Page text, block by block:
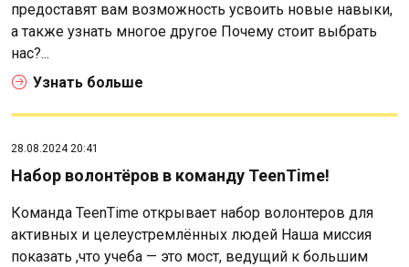
предоставят вам возможность усвоить новые навыки,
а также узнать многое другое Почему стоит выбрать
нас?...
Узнать больше
28.08.2024 20:41
Набор волонтёров в команду TeenTime!
Команда TeenTime открывает набор волонтеров для
активных и целеустремлённых людей Наша миссия
показать ,что учеба — это мост, ведущий к большим